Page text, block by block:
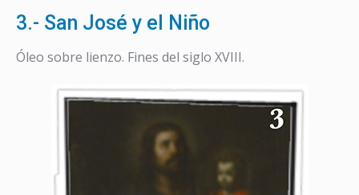
3.- San José y el Niño
Óleo sobre lienzo. Fines del siglo XVIII.